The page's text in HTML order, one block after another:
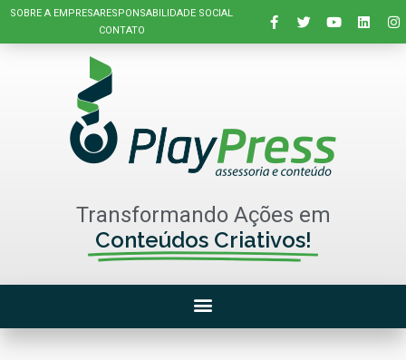
SOBRE A EMPRESARESPONSABILIDADE SOCIAL
CONTATO
Transformando Ações em
Conteúdos Criativos!